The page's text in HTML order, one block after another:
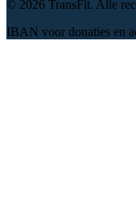
© 2026 TransFit. Alle
IBAN voor donaties en